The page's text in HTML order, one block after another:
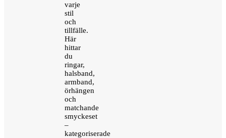
varje
stil
och
tillfälle.
Här
hittar
du
ringar,
halsband,
armband,
örhängen
och
matchande
smyckeset
–
kategoriserade